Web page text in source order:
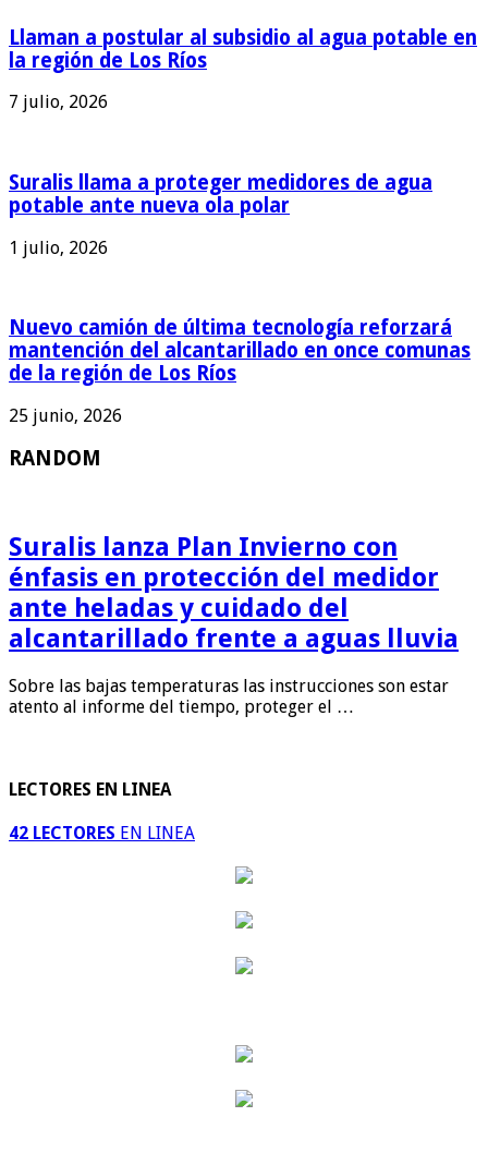
Llaman a postular al subsidio al agua potable en
la región de Los Ríos
7 julio, 2026
Suralis llama a proteger medidores de agua
potable ante nueva ola polar
1 julio, 2026
Nuevo camión de última tecnología reforzará
mantención del alcantarillado en once comunas
de la región de Los Ríos
25 junio, 2026
RANDOM
Suralis lanza Plan Invierno con
énfasis en protección del medidor
ante heladas y cuidado del
alcantarillado frente a aguas lluvia
Sobre las bajas temperaturas las instrucciones son estar
atento al informe del tiempo, proteger el …
LECTORES EN LINEA
42 LECTORES EN LINEA